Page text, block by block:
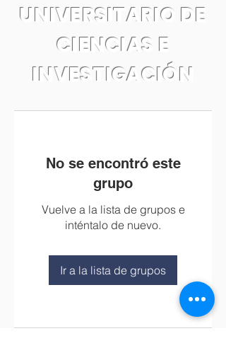
UNIVERSITARIO DE
CIENCIAS E
INVESTIGACIÓN
No se encontró este
grupo
Vuelve a la lista de grupos e
inténtalo de nuevo.
Ir a la lista de grupos